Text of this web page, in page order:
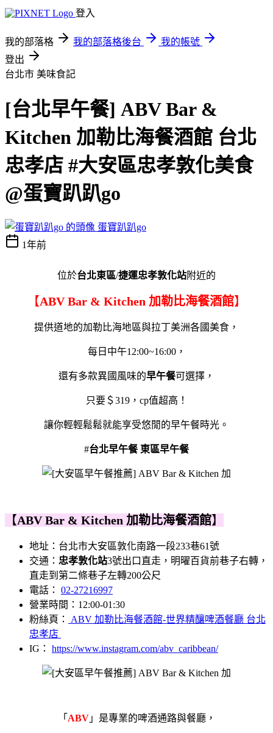
登入
我的部落格 我的部落格後台
我的帳號
登出
台北市 美味食記
[台北早午餐] ABV Bar &
Kitchen 加勒比海餐酒館 台北
忠孝店 #大安區忠孝敦化美食
@蛋寶趴趴go
蛋寶趴趴go
1年前
位於台北東區/捷運忠孝敦化站附近的
【ABV Bar & Kitchen 加勒比海餐酒館】
提供道地的加勒比海地區與拉丁美洲各國美食，
每日中午12:00~16:00，
還有多款異國風味的早午餐可選擇，
只要＄319，cp值超高！
讓你輕輕鬆鬆就能享受悠閒的早午餐時光。
#台北早午餐 東區早午餐
【ABV Bar & Kitchen 加勒比海餐酒館】
地址：台北市大安區敦化南路一段233巷61號
交通： 忠孝敦化站3號出口直走，明曜百貨前巷子右轉，
直走到第二條巷子左轉200公尺
電話： 02-27216997
營業時間：12:00-01:30
粉絲頁：
ABV 加勒比海餐酒館-世界精釀啤酒餐廳 台北
忠孝店
IG： https://www.instagram.com/abv_caribbean/
「 ABV」是專業的啤酒通路與餐廳，